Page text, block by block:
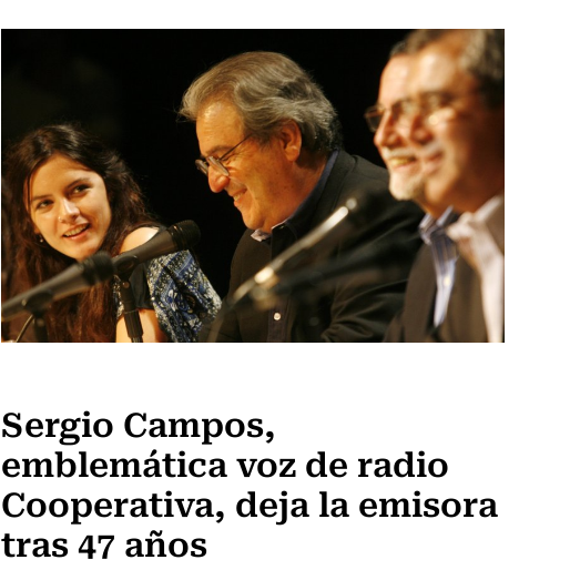
Sergio Campos,
emblemática voz de radio
Cooperativa, deja la emisora
tras 47 años